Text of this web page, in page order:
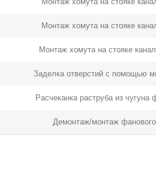
Монтаж хомута на стояке
Монтаж хомута на стояке
Заделка отверстий с помощью
Расчеканка раструба из чугуна
Демонтаж/монтаж фанового